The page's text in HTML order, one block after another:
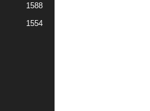
1588
1554